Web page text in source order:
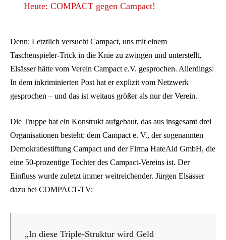
Heute: COMPACT gegen Campact!
Denn: Letztlich versucht Campact, uns mit einem
Taschenspieler-Trick in die Knie zu zwingen und unterstellt,
Elsässer hätte vom Verein Campact e.V. gesprochen. Allerdings:
In dem inkriminierten Post hat er explizit vom Netzwerk
gesprochen – und das ist weitaus größer als nur der Verein.
Die Truppe hat ein Konstrukt aufgebaut, das aus insgesamt drei
Organisationen besteht: dem Campact e. V., der sogenannten
Demokratiestiftung Campact und der Firma HateAid GmbH, die
eine 50-prozentige Tochter des Campact-Vereins ist. Der
Einfluss wurde zuletzt immer weitreichender. Jürgen Elsässer
dazu bei COMPACT-TV:
„In diese Triple-Struktur wird Geld